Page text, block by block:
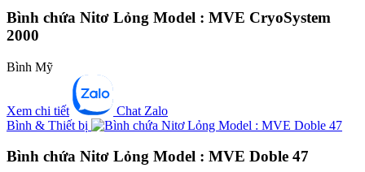
Bình chứa Nitơ Lỏng Model : MVE CryoSystem
2000
Bình Mỹ
Xem chi tiết
Chat Zalo
Bình & Thiết bị
Bình chứa Nitơ Lỏng Model : MVE Doble 47